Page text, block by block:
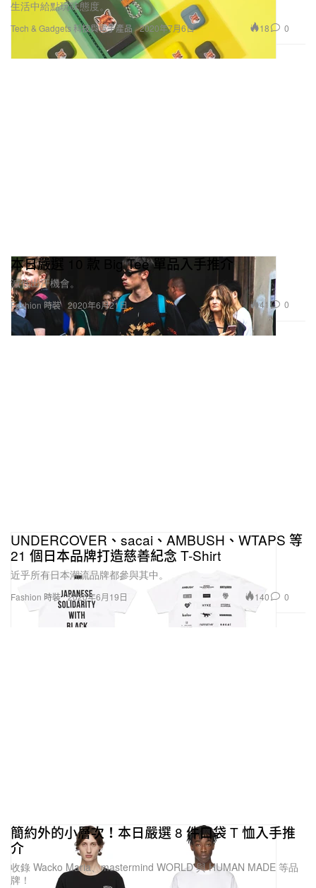
Tech & Gadgets 科技與電子產品
生活中給點玩味態度。
2020年7月6日 18 0
Fashion 時裝
本日嚴選 10 款 Big Tee 單品入手推介
減低出汗機會。
2020年6月21日 41 0
Fashion 時裝
UNDERCOVER、sacai、AMBUSH、WTAPS 等
21 個日本品牌打造慈善紀念 T-Shirt
近乎所有日本潮流品牌都參與其中。
2020年6月19日 140 0
簡約外的小層次！本日嚴選 8 件口袋 T 恤入手推
介
收錄 Wacko Maria、mastermind WORLD 與 HUMAN MADE 等品
牌！